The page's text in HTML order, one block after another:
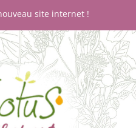
site internet !